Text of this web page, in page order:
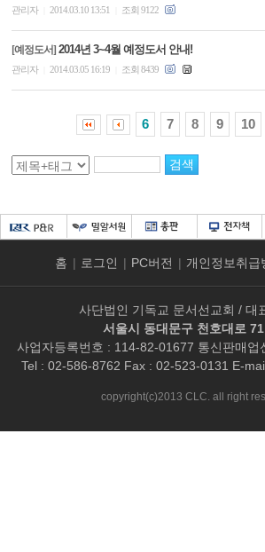
관리자 2014.03.10 13:51 조회 9122
[예정도서] 2014년 3~4월 예정도서 안내!
관리자 2014.03.05 16:19 조회 8439
6 7 8 9 10
홈 | 로그인 | PC버전 | 개인정보취급
사단법인 기독교 문서선교회 / 대
서울시 동대문구 천호대로
사업자등록번호 : 114-82-01677 통신판매업
Tel : 02-586-8762 Fax : 02-523-0131 E-
copyright(c)2013 CLC. all right